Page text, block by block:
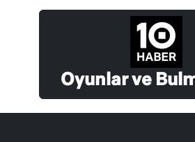
Oyunlar ve